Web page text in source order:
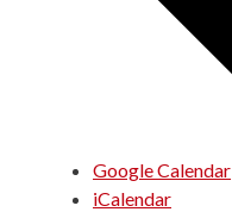
Google Calendar
iCalendar